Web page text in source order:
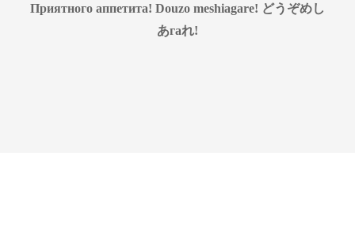
Приятного аппетита! Douzo meshiagare! どうぞめし
あгаれ!